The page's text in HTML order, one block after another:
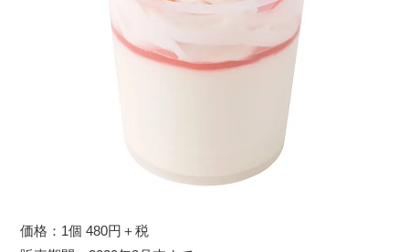
価格：1個 480円＋税